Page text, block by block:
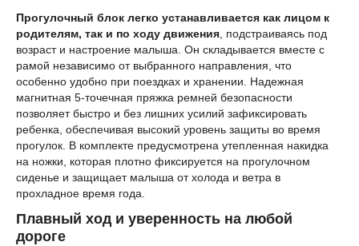
Прогулочный блок легко устанавливается как лицом к
родителям, так и по ходу движения , подстраиваясь под
возраст и настроение малыша. Он складывается вместе с
рамой независимо от выбранного направления, что
особенно удобно при поездках и хранении. Надежная
магнитная 5-точечная пряжка ремней безопасности
позволяет быстро и без лишних усилий зафиксировать
ребенка, обеспечивая высокий уровень защиты во время
прогулок. В комплекте предусмотрена утепленная накидка
на ножки, которая плотно фиксируется на прогулочном
сиденье и защищает малыша от холода и ветра в
прохладное время года.
Плавный ход и уверенность на любой
дороге